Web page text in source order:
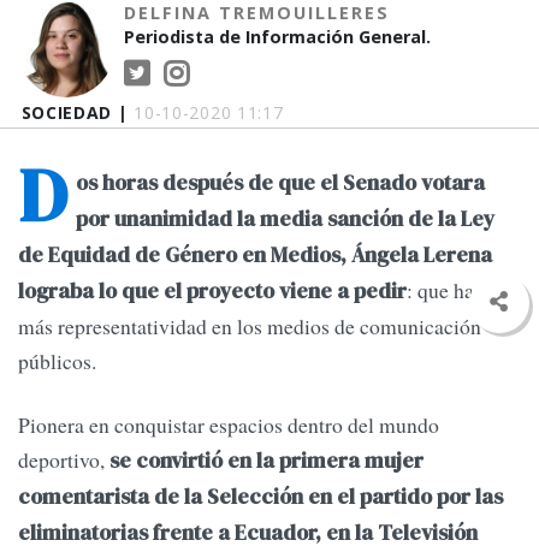
SOCIEDAD | 10-10-2020 11:17
DELFINA TREMOUILLERES
Periodista de Información General.
D os horas después de que el Senado votara
por unanimidad la media sanción de la Ley
de Equidad de Género en Medios, Ángela Lerena
lograba lo que el proyecto viene a pedir: que haya
más representatividad en los medios de comunicación
públicos.
Pionera en conquistar espacios dentro del mundo
deportivo, se convirtió en la primera mujer
comentarista de la Selección en el partido por las
eliminatorias frente a Ecuador, en la Televisión